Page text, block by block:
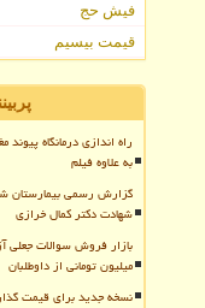
فیش حج
قیمت بیسیم
راه اندازی درمانگاه
به علاوه فیلم
گزارش رسمی بیمارستان
شهادت دکتر کمال خرازی
میلیون تومانی از داوطلبان
نسخه جدید برای قیمت